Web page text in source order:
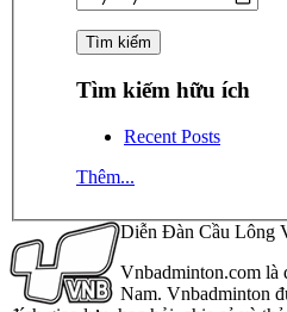
Tìm kiếm hữu ích
Recent Posts
Thêm...
Diễn Đàn Cầu Lông
Vnbadminton.com là
Nam. Vnbadminton